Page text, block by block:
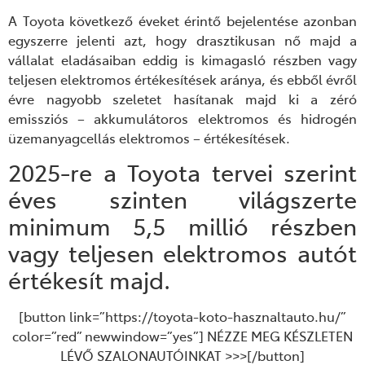
A Toyota következő éveket érintő bejelentése azonban
egyszerre jelenti azt, hogy drasztikusan nő majd a
vállalat eladásaiban eddig is kimagasló részben vagy
teljesen elektromos értékesítések aránya, és ebből évről
évre nagyobb szeletet hasítanak majd ki a zéró
emissziós – akkumulátoros elektromos és hidrogén
üzemanyagcellás elektromos – értékesítések.
2025-re a Toyota tervei szerint
éves szinten világszerte
minimum 5,5 millió részben
vagy teljesen elektromos autót
értékesít majd.
[button link=”https://toyota-koto-hasznaltauto.hu/”
color=”red” newwindow=”yes”] NÉZZE MEG KÉSZLETEN
LÉVŐ SZALONAUTÓINKAT >>>[/button]